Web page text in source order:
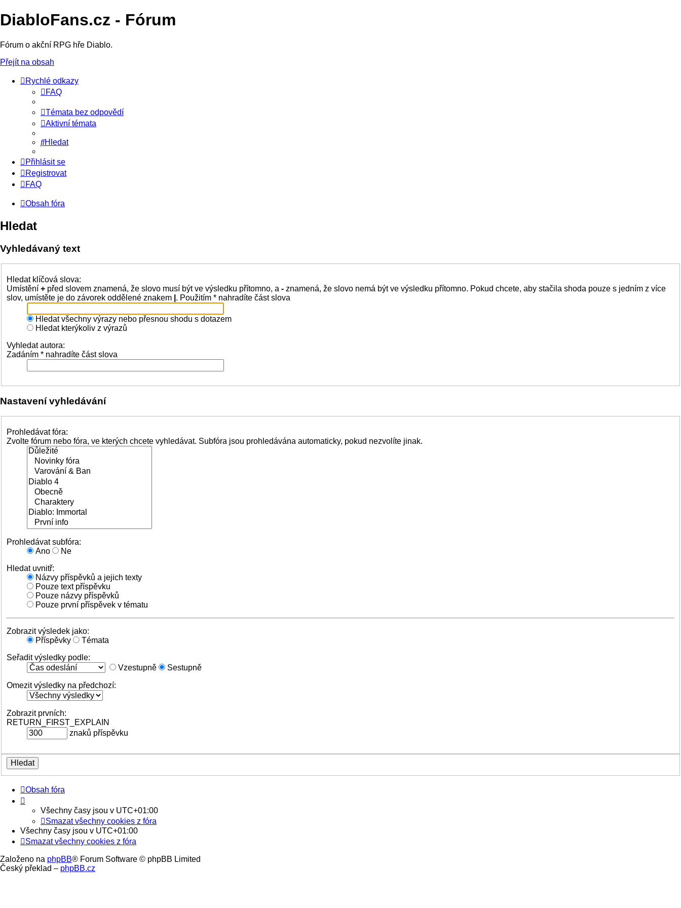
DiabloFans.cz - Fórum
Fórum o akční RPG hře Diablo.
Přejít na obsah
Rychlé odkazy
FAQ
Témata bez odpovědí
Aktivní témata
Hledat
Přihlásit se
Registrovat
FAQ
Obsah fóra
Hledat
Vyhledávaný text
Hledat klíčová slova:
Umístění + před slovem znamená, že slovo musí být ve výsledku přítomno, a - znamená, že slovo nemá být ve výsledku přítomno. Pokud chcete, aby stačila shoda pouze s jedním z více
slov, umístěte je do závorek oddělené znakem . Použitím * nahradíte část slova
Hledat všechny výrazy nebo přesnou shodu s dotazem
Hledat kterýkoliv z výrazů
Vyhledat autora:
Zadáním * nahradíte část slova
Nastavení vyhledávání
Prohledávat fóra:
Zvolte fórum nebo fóra, ve kterých chcete vyhledávat. Subfóra jsou prohledávána automaticky, pokud nezvolíte jinak.
Prohledávat subfóra:
Ano
Ne
Hledat uvnitř:
Názvy příspěvků a jejich texty
Pouze text příspěvku
Pouze názvy příspěvků
Pouze první příspěvek v tématu
Zobrazit výsledek jako:
Příspěvky
Témata
Seřadit výsledky podle:
Vzestupně
Sestupně
Omezit výsledky na předchozí:
Zobrazit prvních:
RETURN_FIRST_EXPLAIN
znaků příspěvku
Obsah fóra
Všechny časy jsou v UTC+01:00
Smazat všechny cookies z fóra
Všechny časy jsou v UTC+01:00
Smazat všechny cookies z fóra
Založeno na phpBB® Forum Software © phpBB Limited
Český překlad – phpBB.cz